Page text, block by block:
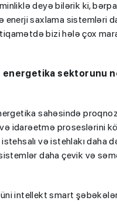
deyə bilərik ki,
enerji saxlama sistemləri
bizi hələ çox
energetika sektorunu
sahəsində
idarəetmə proseslərini
və istehlakı daha
sistemlər daha çevik və
intellekt smart